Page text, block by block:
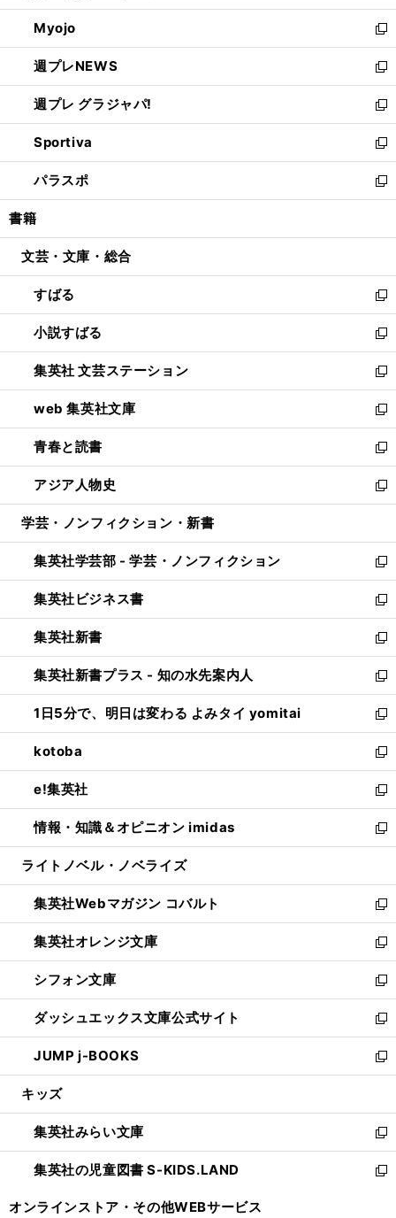
開
く
ウ
で
開
く
ン
ド
ウ
で
開
く
ウ
ィ
ン
ド
ウ
で
開
く
Myojo
新
し
い
ウ
ィ
ン
ド
ウ
で
開
週プレNEWS
新
し
い
ウ
ィ
ン
ド
ウ
開
週プレ グラジャパ!
新
し
い
ウ
ィ
ン
ウ
開
く
Sportiva
新
し
い
ウ
ン
ウ
で
開
く
パラスポ
新
し
ウ
ン
ド
ウ
で
開
く
書籍
文芸・文庫・総合
すばる
新
し
い
ウ
ィ
ン
ド
ウ
で
開
く
小説すばる
新
し
い
ウ
ィ
ン
ド
ウ
で
開
集英社 文芸ステーション
新
し
い
ウ
ィ
ン
ド
ウ
開
く
web 集英社文庫
新
し
い
ウ
ィ
ン
ウ
で
開
く
青春と読書
新
し
い
ウ
ン
ド
ウ
で
開
く
アジア人物史
新
し
ウ
ィ
ン
ド
ウ
で
開
く
学芸・ノンフィクション・新書
集英社学芸部 - 学芸・ノンフィクション
新
し
い
ウ
ィ
ン
ド
ウ
で
開
く
集英社ビジネス書
新
し
い
ウ
ィ
ン
ド
ウ
で
開
く
集英社新書
新
し
い
ウ
ィ
ン
ド
ウ
で
開
く
集英社新書プラス - 知の水先案内人
新
し
い
ウ
ィ
ン
ド
ウ
で
開
1日5分で、明日は変わる よみタイ yomitai
新
し
い
ウ
ィ
ン
ド
ウ
開
く
kotoba
新
し
い
ウ
ィ
ン
ウ
で
開
く
e!集英社
新
し
い
ウ
ン
ド
ウ
で
開
く
情報・知識＆オピニオン imidas
新
し
ウ
ィ
ン
ド
ウ
で
開
く
ライトノベル・ノベライズ
集英社Webマガジン コバルト
新
し
い
ウ
ィ
ン
ド
ウ
で
開
集英社オレンジ文庫
新
し
い
ウ
ィ
ン
ド
ウ
開
く
シフォン文庫
新
し
い
ウ
ィ
ン
ウ
で
開
く
ダッシュエックス文庫公式サイト
新
し
い
ウ
ン
ド
ウ
で
JUMP j-BOOKS
新
し
ウ
ィ
ン
ド
キッズ
集英社みらい文庫
新
し
い
集英社の児童図書 S-KIDS.LAND
新
オンラインストア・ その他WEBサービス